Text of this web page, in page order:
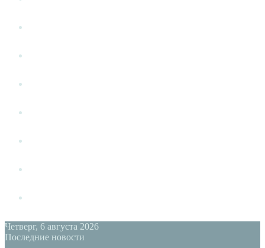
Четверг, 6 августа 2026
Последние новости